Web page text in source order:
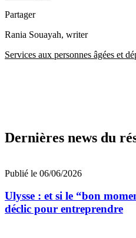
Partager
Rania Souayah, writer
Services aux personnes âgées et
Dernières news du
Publié le 06/06/2026
Ulysse : et si le “bon
déclic pour entreprendre